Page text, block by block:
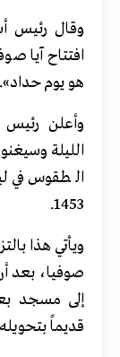
وقال رئيس
افتتاح آيا
هو يوم حداد».
وأعلن
الليلة
الطقوس في
1453.
ويأتي هذا
صوفيا، بعد
إلى مسجد
قديماً